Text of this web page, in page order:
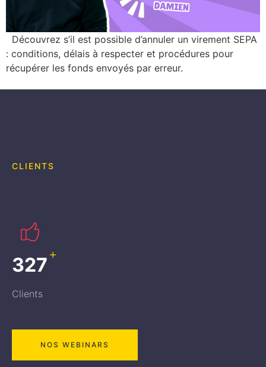
Découvrez s’il est possible d’annuler un virement SEPA
: conditions, délais à respecter et procédures pour
récupérer les fonds envoyés par erreur.
CLIENTS
347+
Clients
NOS WEBINARS